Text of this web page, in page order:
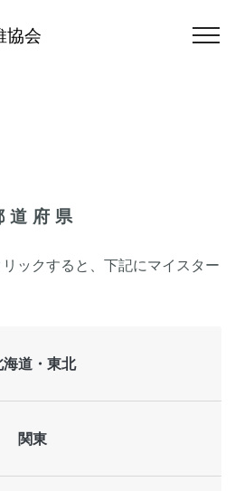
協会
道府県
ックすると、下記にマイスター
海道・東北
関東